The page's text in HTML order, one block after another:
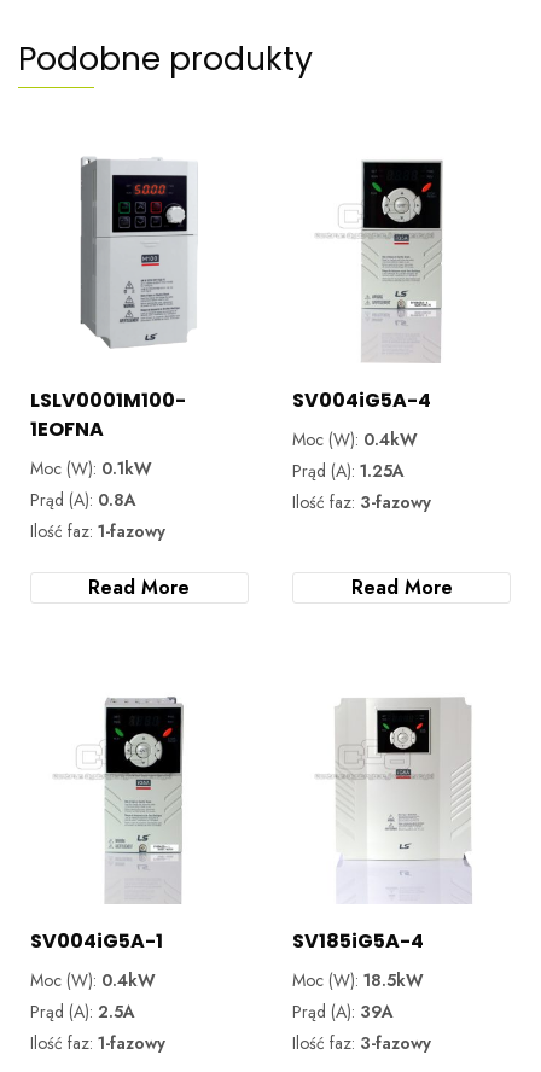
Podobne produkty
LSLV0001M100-
1EOFNA
Moc (W): 0.1kW
Prąd (A): 0.8A
Ilość faz: 1-fazowy
Read More
SV004iG5A-4
Moc (W): 0.4kW
Prąd (A):1.25A
Ilość faz: 3-fazowy
Read More
SV004iG5A-1
Moc (W): 0.4kW
Prąd (A): 2.5A
Ilość faz: 1-fazowy
SV185iG5A-4
Moc (W):18.5kW
Prąd (A): 39A
Ilość faz: 3-fazowy